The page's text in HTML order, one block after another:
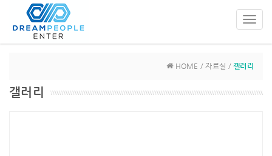
HOME / 자료실 /갤러리
갤러리